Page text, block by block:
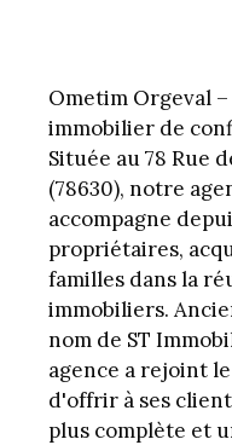
Ometim Orgeval
immobilier de
Située au 78 Rue
(78630), notre
accompagne
propriétaires,
familles dans la
immobiliers.
nom de ST
agence a rejoint
d'offrir à ses
plus complète et